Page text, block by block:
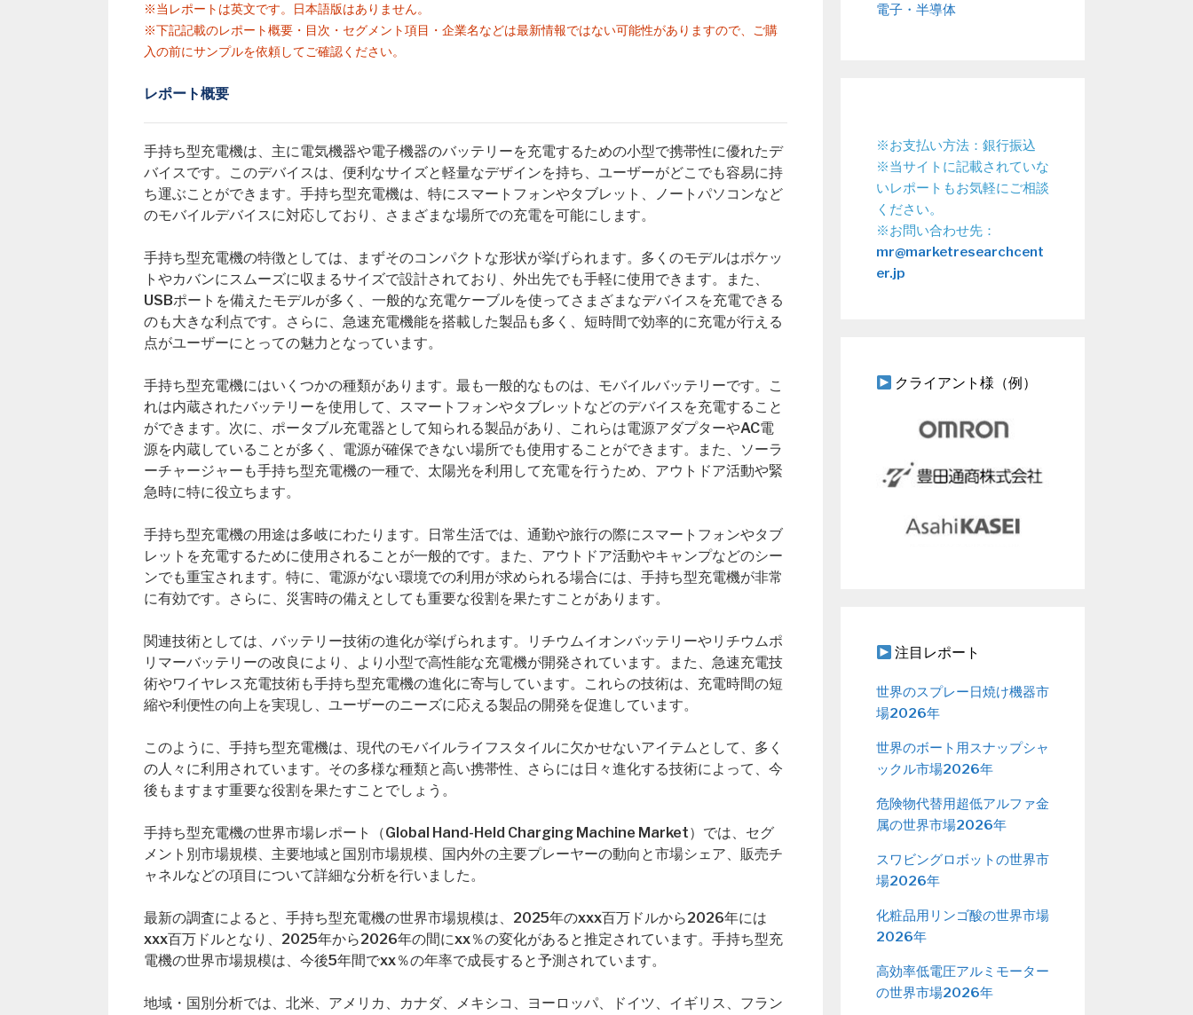
※当レポートは英文です。日本語版はありません。
※下記記載のレポート概要・目次・セグメント項目・企業名などは最新情報ではない可能性がありますので、ご購
入の前にサンプルを依頼してご確認ください。
レポート概要
手持ち型充電機は、主に電気機器や電子機器のバッテリーを充電するための小型で携帯性に優れたデ
バイスです。このデバイスは、便利なサイズと軽量なデザインを持ち、ユーザーがどこでも容易に持
ち運ぶことができます。手持ち型充電機は、特にスマートフォンやタブレット、ノートパソコンなど
のモバイルデバイスに対応しており、さまざまな場所での充電を可能にします。
手持ち型充電機の特徴としては、まずそのコンパクトな形状が挙げられます。多くのモデルはポケッ
トやカバンにスムーズに収まるサイズで設計されており、外出先でも手軽に使用できます。また、
USBポートを備えたモデルが多く、一般的な充電ケーブルを使ってさまざまなデバイスを充電できる
のも大きな利点です。さらに、急速充電機能を搭載した製品も多く、短時間で効率的に充電が行える
点がユーザーにとっての魅力となっています。
手持ち型充電機にはいくつかの種類があります。最も一般的なものは、モバイルバッテリーです。こ
れは内蔵されたバッテリーを使用して、スマートフォンやタブレットなどのデバイスを充電すること
ができます。次に、ポータブル充電器として知られる製品があり、これらは電源アダプターやAC電
源を内蔵していることが多く、電源が確保できない場所でも使用することができます。また、ソーラ
ーチャージャーも手持ち型充電機の一種で、太陽光を利用して充電を行うため、アウトドア活動や緊
急時に特に役立ちます。
手持ち型充電機の用途は多岐にわたります。日常生活では、通勤や旅行の際にスマートフォンやタブ
レットを充電するために使用されることが一般的です。また、アウトドア活動やキャンプなどのシー
ンでも重宝されます。特に、電源がない環境での利用が求められる場合には、手持ち型充電機が非常
に有効です。さらに、災害時の備えとしても重要な役割を果たすことがあります。
関連技術としては、バッテリー技術の進化が挙げられます。リチウムイオンバッテリーやリチウムポ
リマーバッテリーの改良により、より小型で高性能な充電機が開発されています。また、急速充電技
術やワイヤレス充電技術も手持ち型充電機の進化に寄与しています。これらの技術は、充電時間の短
縮や利便性の向上を実現し、ユーザーのニーズに応える製品の開発を促進しています。
このように、手持ち型充電機は、現代のモバイルライフスタイルに欠かせないアイテムとして、多く
の人々に利用されています。その多様な種類と高い携帯性、さらには日々進化する技術によって、今
後もますます重要な役割を果たすことでしょう。
手持ち型充電機の世界市場レポート（Global Hand-Held Charging Machine Market）では、セグ
メント別市場規模、主要地域と国別市場規模、国内外の主要プレーヤーの動向と市場シェア、販売チ
ャネルなどの項目について詳細な分析を行いました。
最新の調査によると、手持ち型充電機の世界市場規模は、2025年のxxx百万ドルから2026年には
xxx百万ドルとなり、2025年から2026年の間にxx％の変化があると推定されています。手持ち型充
電機の世界市場規模は、今後5年間でxx％の年率で成長すると予測されています。
地域・国別分析では、北米、アメリカ、カナダ、メキシコ、ヨーロッパ、ドイツ、イギリス、フラン
電子・半導体
※お支払い方法：銀行振込
※当サイトに記載されていな
いレポートもお気軽にご相談
ください。
※お問い合わせ先：
mr@marketresearchcent
er.jp
クライアント様（例）
注目レポート
世界のスプレー日焼け機器市
場2026年
世界のボート用スナップシャ
ックル市場2026年
危険物代替用超低アルファ金
属の世界市場2026年
スワビングロボットの世界市
場2026年
化粧品用リンゴ酸の世界市場
2026年
高効率低電圧アルミモーター
の世界市場2026年